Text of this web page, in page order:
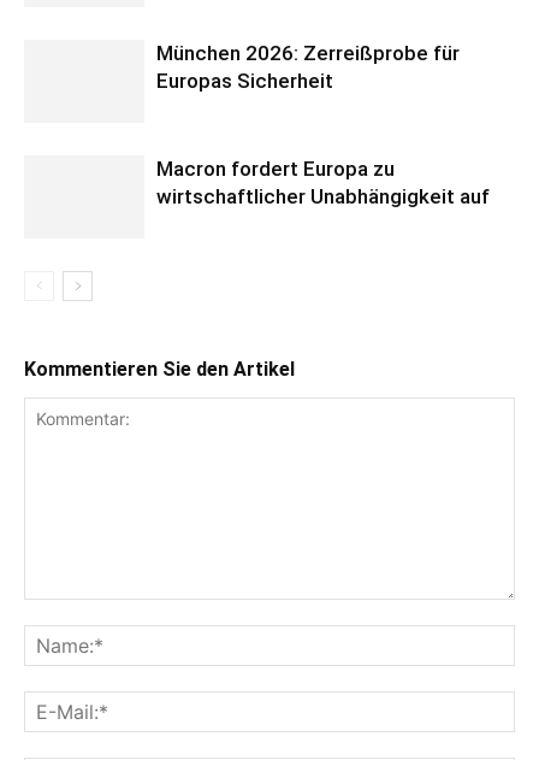
München 2026: Zerreißprobe für
Europas Sicherheit
Macron fordert Europa zu
wirtschaftlicher Unabhängigkeit auf
Kommentieren Sie den Artikel